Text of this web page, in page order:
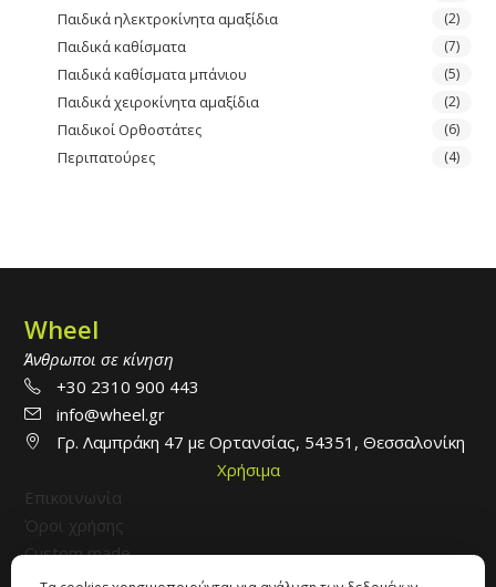
Παιδικά ηλεκτροκίνητα αμαξίδια (2)
Παιδικά καθίσματα (7)
Παιδικά καθίσματα μπάνιου (5)
Παιδικά χειροκίνητα αμαξίδια (2)
Παιδικοί Ορθοστάτες (6)
Περιπατούρες (4)
Wheel
Άνθρωποι σε κίνηση
+30 2310 900 443
info@wheel.gr
Γρ. Λαμπράκη 47 με Ορτανσίας, 54351, Θεσσαλονίκη
Χρήσιμα
Επικοινωνία
Όροι χρήσης
Custom made
Ακολουθήστε μας